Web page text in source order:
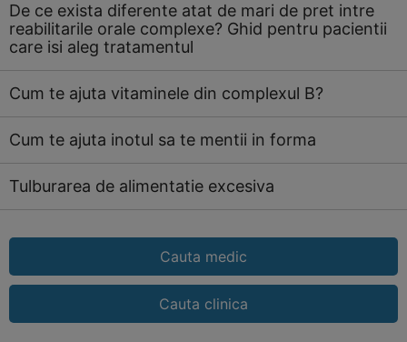
De ce exista diferente atat de mari de pret intre
reabilitarile orale complexe? Ghid pentru pacientii
care isi aleg tratamentul
Cum te ajuta vitaminele din complexul B?
Cum te ajuta inotul sa te mentii in forma
Tulburarea de alimentatie excesiva
Cauta medic
Cauta clinica